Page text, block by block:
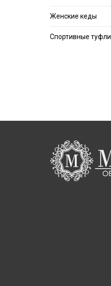
Женские кеды
Спортивные туфли